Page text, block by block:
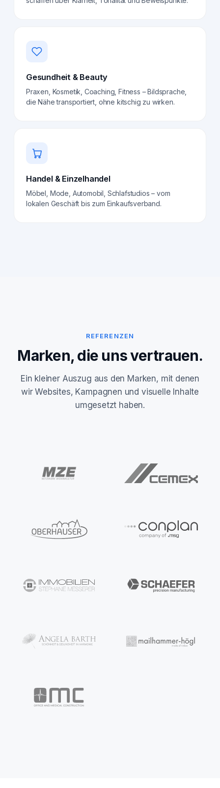
Gesundheit & Beauty
Praxen, Kosmetik, Coaching, Fitness – Bildsprache,
die Nähe transportiert, ohne kitschig zu wirken.
Handel & Einzelhandel
Möbel, Mode, Automobil, Schlafstudios – vom
lokalen Geschäft bis zum Einkaufsverband.
REFERENZEN
Marken, die uns vertrauen.
Ein kleiner Auszug aus den Marken, mit denen
wir Websites, Kampagnen und visuelle Inhalte
umgesetzt haben.